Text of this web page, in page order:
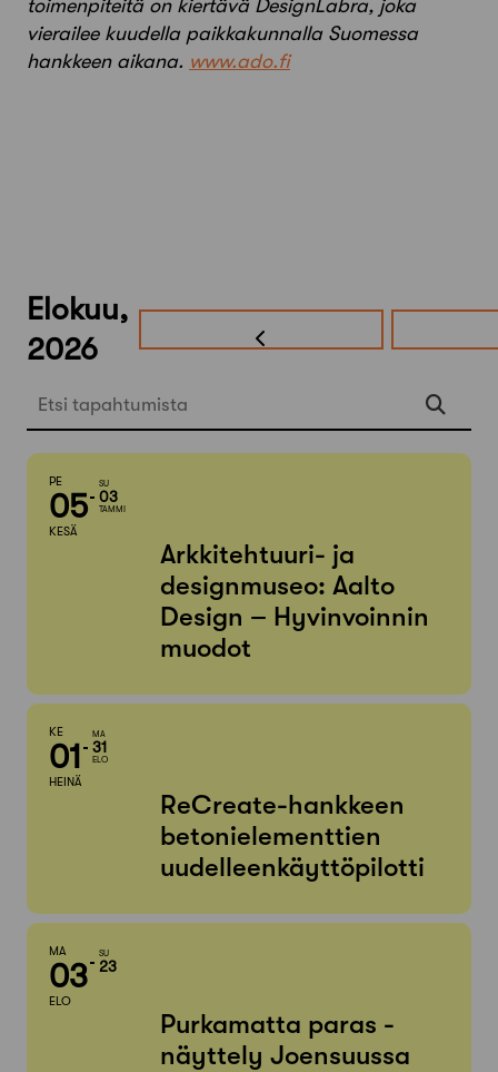
toimenpiteitä on kiertävä DesignLabra, joka
vierailee kuudella paikkakunnalla Suomessa
hankkeen aikana. www.ado.fi
Elokuu,
2026
Etsi tapahtumista
PE
05
KESÄ
SU
03
TAMMI
Arkkitehtuuri- ja
designmuseo: Aalto
Design – Hyvinvoinnin
muodot
KE
01
HEINÄ
MA
31
ELO
ReCreate-hankkeen
betonielementtien
uudelleenkäyttöpilotti
MA
03
ELO
SU
23
Purkamatta paras -
näyttely Joensuussa